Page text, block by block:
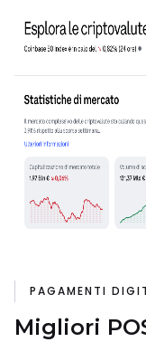
PAGAMENTI
Migliori